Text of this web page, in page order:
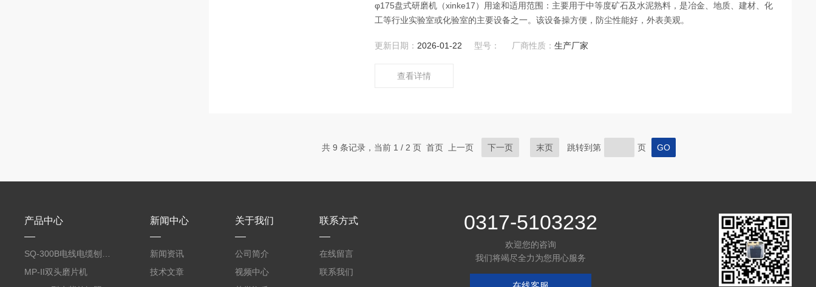
φ175盘式研磨机（xinke17）用途和适用范围：主要用于中等度矿石及水泥熟料，是冶金、地质、建材、化
工等行业实验室或化验室的主要设备之一。该设备操方便，防尘性能好，外表美观。
更新日期： 2026-01-22 型号： 厂商性质：生产厂家
查看详情
共 9 条记录，当前 1 / 2 页 首页 上一页 下一页 末页 跳转到第 页
产品中心
MP-II双头磨片机
新闻中心
新闻资讯
技术文章
关于我们
公司简介
视频中心
联系方式
在线留言
联系我们
0317-5103232
欢迎您的咨询
我们将竭尽全力为您用心服务